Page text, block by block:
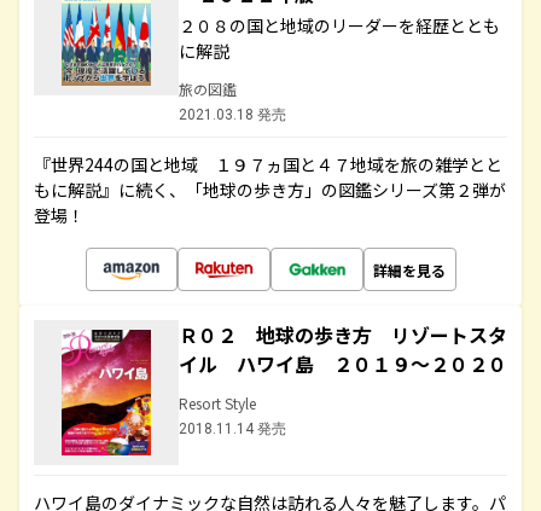
２０８の国と地域のリーダーを経歴ととも
に解説
旅の図鑑
2021.03.18 発売
『世界244の国と地域 １９７ヵ国と４７地域を旅の雑学とと
もに解説』に続く、「地球の歩き方」の図鑑シリーズ第２弾が
登場！
詳細を見る
Ｒ０２ 地球の歩き方 リゾートスタ
イル ハワイ島 ２０１９～２０２０
Resort Style
2018.11.14 発売
ハワイ島のダイナミックな自然は訪れる人々を魅了します。パ